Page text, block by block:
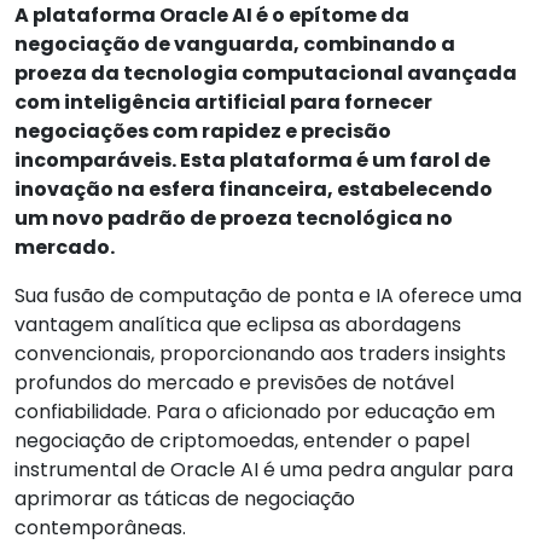
A plataforma Oracle AI é o epítome da
negociação de vanguarda, combinando a
proeza da tecnologia computacional avançada
com inteligência artificial para fornecer
negociações com rapidez e precisão
incomparáveis. Esta plataforma é um farol de
inovação na esfera financeira, estabelecendo
um novo padrão de proeza tecnológica no
mercado.
Sua fusão de computação de ponta e IA oferece uma
vantagem analítica que eclipsa as abordagens
convencionais, proporcionando aos traders insights
profundos do mercado e previsões de notável
confiabilidade. Para o aficionado por educação em
negociação de criptomoedas, entender o papel
instrumental de Oracle AI é uma pedra angular para
aprimorar as táticas de negociação
contemporâneas.